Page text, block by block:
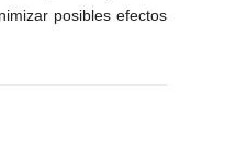
posibles efectos